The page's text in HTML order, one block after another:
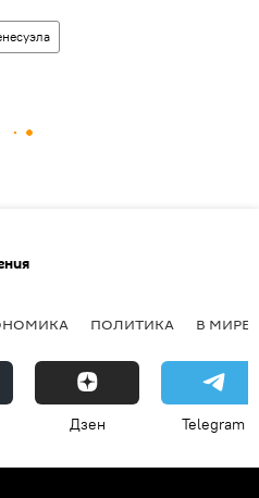
ПОЛИТИКА В МИРЕ
Дзен Telegram